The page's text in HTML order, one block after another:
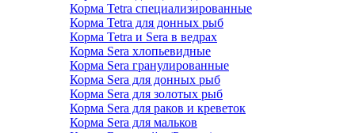
Корма Tetra специализированные
Корма Tetra для донных рыб
Корма Tetra и Sera в ведрах
Корма Sera хлопьевидные
Корма Sera гранулированные
Корма Sera для донных рыб
Корма Sera для золотых рыб
Корма Sera для раков и креветок
Корма Sera для мальков